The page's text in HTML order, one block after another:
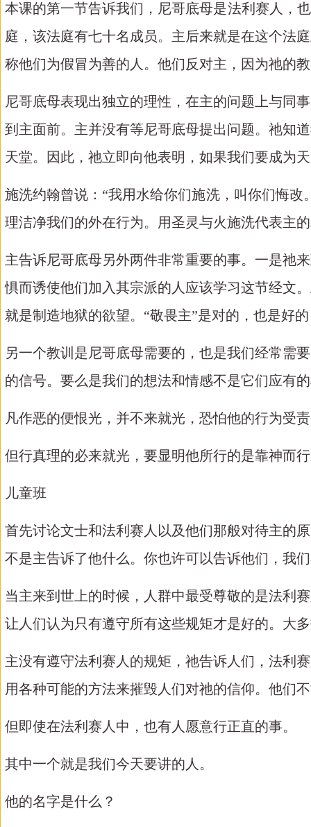
本课的第一节告诉我们，尼哥底母是法利赛人，
庭，该法庭有七十名成员。主后来就是在这个法
称他们为假冒为善的人。他们反对主，因为祂的
尼哥底母表现出独立的理性，在主的问题上与同
到主面前。主并没有等尼哥底母提出问题。祂知
天堂。因此，祂立即向他表明，如果我们要成为
施洗约翰曾说： “我用水给你们施洗，叫你们悔
理洁净我们的外在行为。用圣灵与火施洗代表主
主告诉尼哥底母另外两件非常重要的事。一是祂
惧而诱使他们加入其宗派的人应该学习这节经文
就是制造地狱的欲望。 “敬畏主”是对的，也是好
另一个教训是尼哥底母需要的，也是我们经常需
的信号。要么是我们的想法和情感不是它们应有
凡作恶的便恨光，并不来就光，恐怕他的行为受
但行真理的必来就光，要显明他所行的是靠神而
儿童班
首先讨论文士和法利赛人以及他们那般对待主的
不是主告诉了他什么。你也许可以告诉他们，我
当主来到世上的时候，人群中最受尊敬的是法利
让人们认为只有遵守所有这些规矩才是好的。大
主没有遵守法利赛人的规矩，祂告诉人们，法利
用各种可能的方法来摧毁人们对祂的信仰。他们
但即使在法利赛人中，也有人愿意行正直的事。
其中一个就是我们今天要讲的人。
他的名字是什么？